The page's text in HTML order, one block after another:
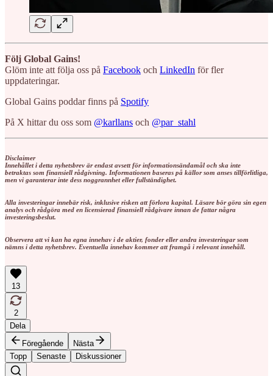
Följ Global Gains!
Glöm inte att följa oss på Facebook och LinkedIn för fler
uppdateringar.
Global Gains poddar finns på Spotify
På X hittar du oss som @karllans och @par_stahl
Disclaimer
Innehållet i detta nyhetsbrev är endast avsett för informationsändamål och ska inte
betraktas som finansiell rådgivning. Informationen baseras på källor som anses tillförlitliga,
men vi garanterar inte dess noggrannhet eller fullständighet.
Alla investeringar innebär risk, inklusive risken att förlora kapital. Läsare bör göra sin egen
analys och rådgöra med en licensierad finansiell rådgivare innan de fattar några
investeringsbeslut.
Observera att vi kan ha egna innehav i de aktier, fonder eller andra investeringar som
nämns i detta nyhetsbrev. Eventuella innehav kommer att framgå i relevant innehåll.
13
2
Dela
Föregående
Nästa
Topp
Senaste Diskussioner